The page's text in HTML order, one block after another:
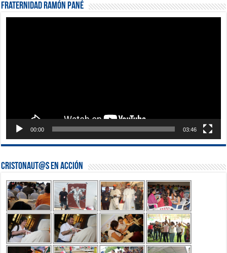
Fraternidad Ramón Pané
00:00 03:46
Cristonaut@s en Acción